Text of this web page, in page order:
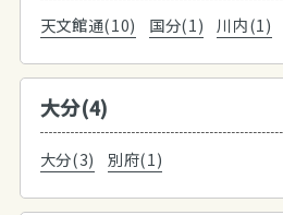
天文館通(10) 国分(1) 川内(1)
大分(4)
大分(3) 別府(1)